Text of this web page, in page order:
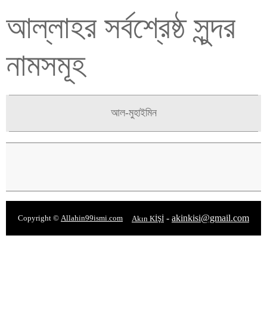
আল্লাহর সর্বশ্রেষ্ঠ সুন্দর
নামসমূহ
আল-মুহাইমিন
Copyright © Allahin99ismi.com Akın KİŞİ - akinkisi@gmail.com